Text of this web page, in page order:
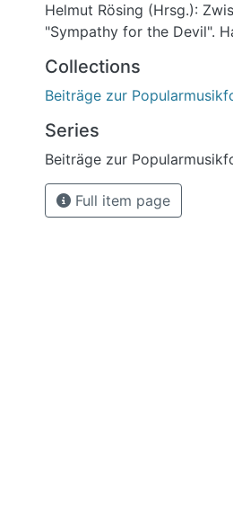
Helmut Rösing (Hrsg.):
"Sympathy for the Devil".
Collections
Beiträge zur
Series
Beiträge zur
Full item page